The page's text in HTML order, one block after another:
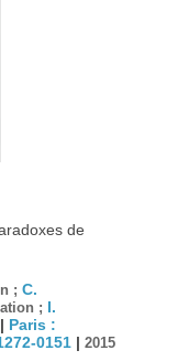
de
; C.
; I.
| Paris :
0151| 2015